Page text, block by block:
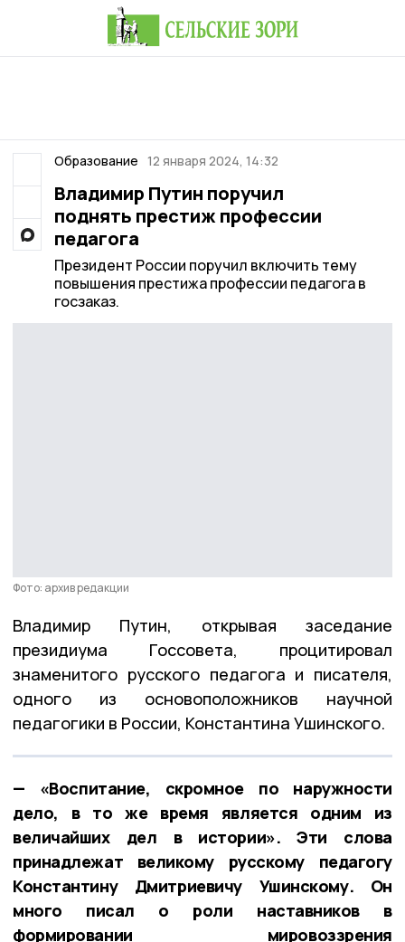
Образование 12 января 2024, 14:32
Владимир Путин поручил
поднять престиж профессии
педагога
Президент России поручил включить тему
повышения престижа профессии педагога в
госзаказ.
Фото: архив редакции
Владимир Путин, открывая заседание
президиума Госсовета, процитировал
знаменитого русского педагога и писателя,
одного из основоположников научной
педагогики в России, Константина Ушинского.
— «Воспитание, скромное по наружности
дело, в то же время является одним из
величайших дел в истории». Эти слова
принадлежат великому русскому педагогу
Константину Дмитриевичу Ушинскому. Он
много писал о роли наставников в
формировании мировоззрения